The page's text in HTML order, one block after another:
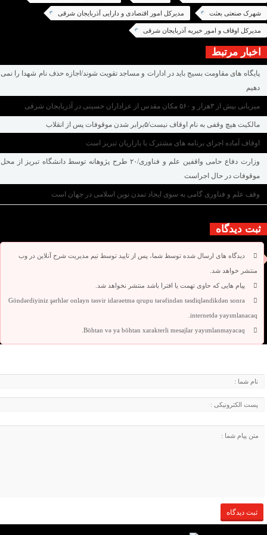
شهرک صنعتی بعثت مدیرکل امور اقتصادی و دارایی آذربایجان شرقی
مدیرکل اوقاف و امور خیریه آذربایجان شرقی
اخبار مرتبط
پایگاه های مقاومت بسیج باید در ادارات و مساجد تقویت شوند/اجازه حذف نام شهدا را نمی
دهیم
میزبانی بیش از ۳هزار و ۵۶۰ مکان مقدس از عزاداران حسینی در آذربایجان شرقی
مالکیت هیچ وقفی به نام اوقاف نیست/۵برابر شدن موقوفات پس از انقلاب
اوقاف آماده اجرای برنامه های مشترک با بازاریان تبریز است
وزارت دفاع حامی واقفین علم و فناوری/۲۰ طرح پژوهانه توسط دانشگاه تبریز از محل
موقوفات در حال اجراست
وقف علم و فناوری گامی به سوی ایجاد تمدن نوین اسلامی در جهان است
ثبت دیدگاه
دیدگاه های ارسال شده توسط شما، پس از تایید توسط تیم مدیریت شرح آنلاین در وب
منتشر خواهد شد.
پیام هایی که حاوی تهمت یا افترا باشد منتشر نخواهد شد.
Göndərdiyiniz şərhlər onlayn təsvir idarəetmə qrupu tərəfindən təsdiqləndikdən sonra
internetdə yayımlanacaq.
Böhtan və ya böhtan xarakterli mesajlar yayımlanmayacaq.